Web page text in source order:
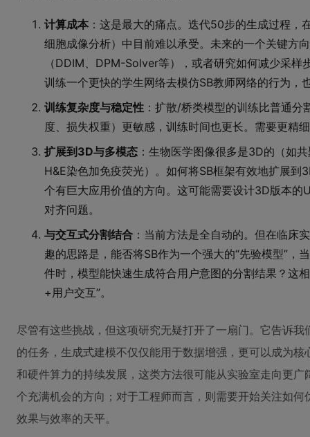
计算成本 ：这是最大的痛点。迭代50步的生成过程
细胞成像分析）中目前难以承受。未来的一个关键方
（DDIM、DPM-Solver等），或者研究如何减少采
训练一个更快的学生网络去模仿SB教师网络的行为，
训练复杂度与稳定性 ：扩散/桥类模型的训练比普通
度、损失权重）更敏感，训练时间也更长。需要更精
扩展到3D与多模态 ：生物医学图像很多是3D的（如
H&E染色加免疫荧光）。如何将SB框架有效地扩展
个有巨大应用价值的方向。这可能需要设计3D版本
对齐问题。
与交互式分割结合 ：当前方法是全自动的。但在临床
趣的思路是，能否将SB作为一个强大的“先验模型”，
件时，模型能快速生成符合用户意图的分割结果？这
+用户交互”。
尽管有这些挑战，但这项研究无疑打开了一扇门。它告诉
的任务，生成式建模不仅仅能用于数据增强，更可以成为
和硬件算力的持续发展，这类方法很可能从实验室走向更
个充满机会的方向；对于工程师而言，则需要开始关注如
效果与效率的天平。